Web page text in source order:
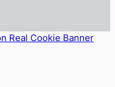
Real Cookie Banner